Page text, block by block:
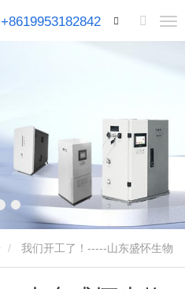
+8619953182842